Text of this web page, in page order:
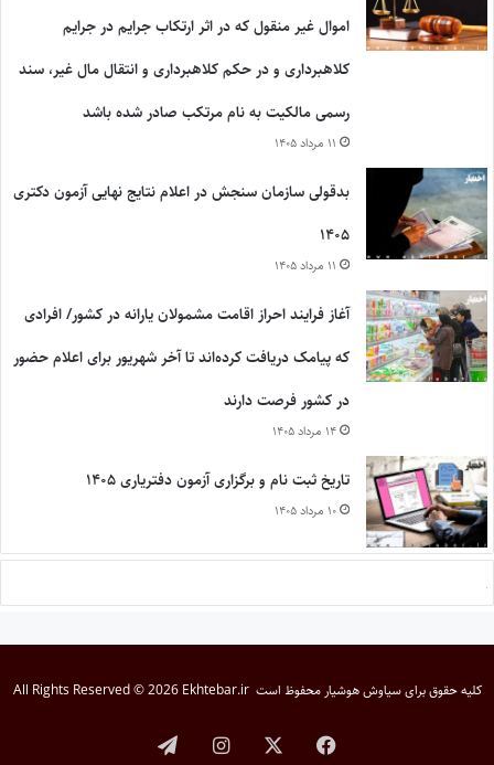
اموال غیر منقول که در اثر ارتکاب جرایم در جرایم
کلاهبرداری و در حکم کلاهبرداری و انتقال مال غیر، سند
رسمی مالکیت به نام مرتکب صادر شده باشد
۱۱ مرداد ۱۴۰۵
بدقولی سازمان سنجش در اعلام نتایج نهایی آزمون دکتری
۱۴۰۵
۱۱ مرداد ۱۴۰۵
آغاز فرایند احراز اقامت مشمولان یارانه در کشور/ افرادی
که پیامک دریافت کرده‌اند تا آخر شهریور برای اعلام حضور
در کشور فرصت دارند
۱۴ مرداد ۱۴۰۵
تاریخ ثبت نام و برگزاری آزمون دفتریاری ۱۴۰۵
۱۰ مرداد ۱۴۰۵
کلیه حقوق برایسیاوش هوشیار محفوظ است All Rights Reserved © 2026 Ekhtebar.ir